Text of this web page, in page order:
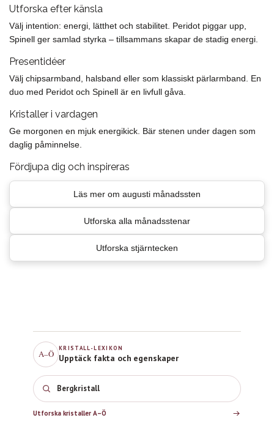
A–Ö
KRISTALL-LEXIKON
Upptäck fakta och egenskaper
Bergkristall
Utforska kristaller A–Ö
Utforska efter känsla
Välj intention: energi, lätthet och stabilitet. Peridot piggar upp,
Spinell ger samlad styrka – tillsammans skapar de stadig energi.
Presentidéer
Välj chipsarmband, halsband eller som klassiskt pärlarmband. En
duo med Peridot och Spinell är en livfull gåva.
Kristaller i vardagen
Ge morgonen en mjuk energikick. Bär stenen under dagen som
daglig påminnelse.
Fördjupa dig och inspireras
Läs mer om augusti månadssten
Utforska alla månadsstenar
Utforska stjärntecken